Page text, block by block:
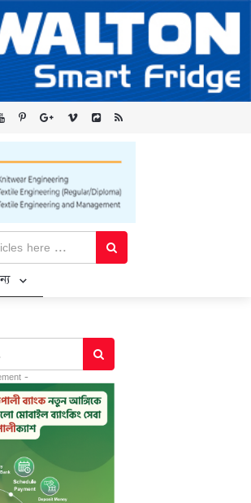
কর্মসূচির জন্য সুরক্ষিত সংযোগ প্রদান করছে
-